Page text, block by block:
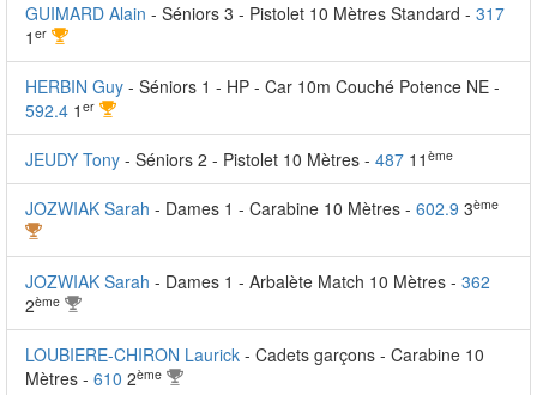
GUIMARD Alain - Séniors 3 - Pistolet 10 Mètres Standard - 317
1 er
HERBIN Guy - Séniors 1 - HP - Car 10m Couché Potence NE -
592.4 1 er
JEUDY Tony - Séniors 2 - Pistolet 10 Mètres - 487 11 ème
JOZWIAK Sarah - Dames 1 - Carabine 10 Mètres - 602.9 3ème
JOZWIAK Sarah - Dames 1 - Arbalète Match 10 Mètres - 362
2ème
LOUBIERE-CHIRON Laurick - Cadets garçons - Carabine 10
Mètres - 610 2ème